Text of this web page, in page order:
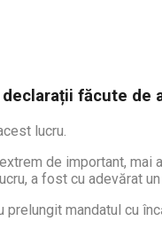
făcute de
lucru.
de important, mai
a fost cu adevărat
mandatul cu